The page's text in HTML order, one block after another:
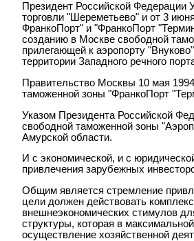
Президент Российской Федерации
торговли "Шереметьево" и от 3
ФранкоПорт" и "ФранкоПорт
созданию в Москве свободной
прилегающей к аэропорту
территории Западного речного
Правительство Москвы 10 мая
таможенной зоны "ФранкоПорт
Указом Президента Российской
свободной таможенной зоны
Амурской области.
И с экономической, и с
привлечения зарубежных
Общим является стремление
цели должен действовать
внешнеэкономических стимулов
структуры, которая в
осуществление хозяйственной